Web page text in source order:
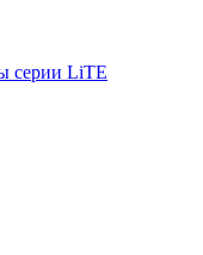
серии LiTE